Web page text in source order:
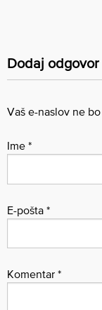
Dodaj odgovor
Vaš e-naslov ne
Ime *
E-pošta *
Komentar *